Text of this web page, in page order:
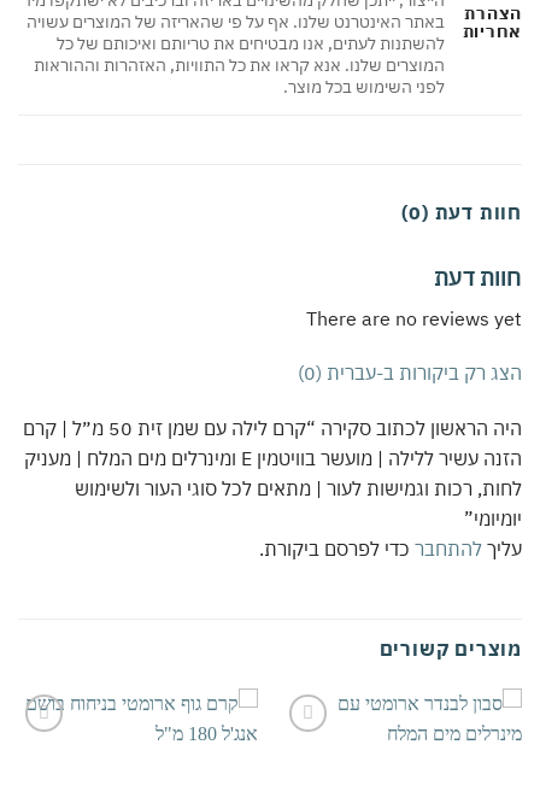
באתר האינטרנט שלנו. אף על פי שהאריזה של המוצרים עשויה
להשתנות לעתים, אנו מבטיחים את טריותם ואיכותם של כל
המוצרים שלנו. אנא קראו את כל התוויות, האזהרות וההוראות
לפני השימוש בכל מוצר.
דעת (0)
דעת
There are no reviews
רק ביקורות ב-עברית (0)
היה הראשון לכתוב סקירה “קרם לילה עם שמן זית 50 מ״ל | קרם
הזנה עשיר ללילה | מועשר בוויטמין E ומינרלים מים המלח | מעניק
רכות וגמישות לעור | מתאים לכל סוגי העור ולשימוש
להתחברכדי לפרסם ביקורת.
קשורים